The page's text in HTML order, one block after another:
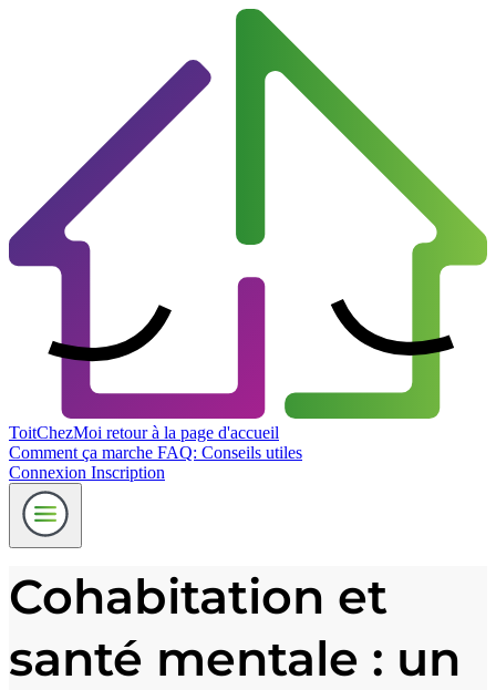
ToitChezMoi retour à la page d'accueil
Comment ça marche FAQ: Conseils utiles
Connexion Inscription
Cohabitation et
santé mentale : un